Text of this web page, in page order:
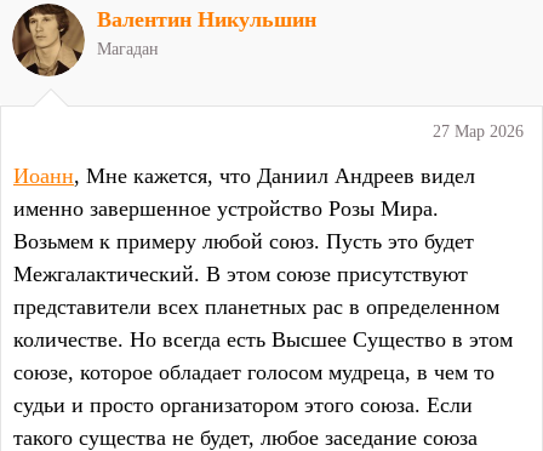
27 Мар 2026
Иоанн, Мне кажется, что Даниил Андреев видел
именно завершенное устройство Розы Мира.
Возьмем к примеру любой союз. Пусть это будет
Межгалактический. В этом союзе присутствуют
представители всех планетных рас в определенном
количестве. Но всегда есть Высшее Существо в этом
союзе, которое обладает голосом мудреца, в чем то
судьи и просто организатором этого союза. Если
такого существа не будет, любое заседание союза
Валентин Никульшин
Магадан